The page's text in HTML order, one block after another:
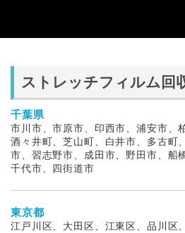
ストレッチフィルム回
千葉県
市川市、市原市、印西市、浦安市、
酒々井町、芝山町、白井市、多古町
市、習志野市、成田市、野田市、船
千代市、四街道市
東京都
江戸川区、大田区、江東区、品川区